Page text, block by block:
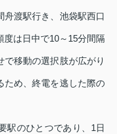
舟渡駅行き、池袋駅西口
は日中で10～15分間隔
で移動の選択肢が広がり
ため、終電を逃した際の
駅のひとつであり、1日